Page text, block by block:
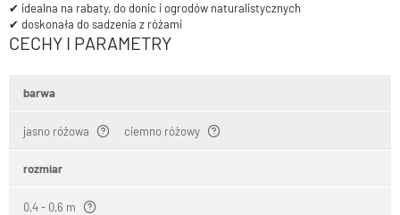
✔ idealna na rabaty, do donic i ogrodów naturalistycznych
✔ doskonała do sadzenia z różami
CECHY I PARAMETRY
barwa
jasno różowa ciemno różowy
rozmiar
0,4 - 0,6 m